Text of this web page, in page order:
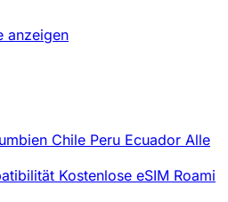
anzeigen
Chile Peru Ecuador Alle
Kostenlose eSIM Roami